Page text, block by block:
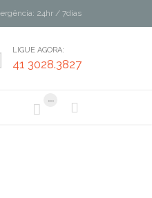
24hr / 7dias
LIGUE AGORA:
41 3028.3827

...
